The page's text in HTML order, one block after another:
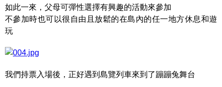
如此一來，父母可彈性選擇有興趣的活動來參加
不參加時也可以很自由且放鬆的在島內的任一地方休息和遊
玩
我們持票入場後，正好遇到島覽列車來到了蹦蹦兔舞台